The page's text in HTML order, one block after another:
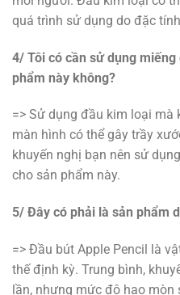
quá trình sử dụng do đặc
4/ Tôi có cần sử dụng
phẩm này không?
=> Sử dụng đầu kim loại mà
màn hình có thể gây trầy
khuyến nghị bạn nên sử
cho sản phẩm này.
5/ Đây có phải là sản phẩm
=> Đầu bút Apple Pencil là
thế định kỳ. Trung bình,
lần, nhưng mức độ hao mòn